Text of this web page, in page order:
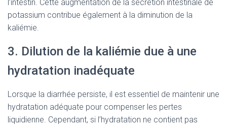
l’intestin. Cette augmentation de la sécrétion intestinale de
potassium contribue également à la diminution de la
kaliémie.
3. Dilution de la kaliémie due à une
hydratation inadéquate
Lorsque la diarrhée persiste, il est essentiel de maintenir une
hydratation adéquate pour compenser les pertes
liquidienne. Cependant, si l’hydratation ne contient pas